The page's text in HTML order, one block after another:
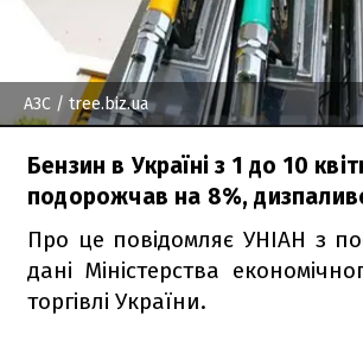
АЗС / tree.biz.ua
Бензин в Україні з 1 до 10
подорожчав на 8%,
Про це повідомляє УНІАН з
дані Міністерства
торгівлі України.